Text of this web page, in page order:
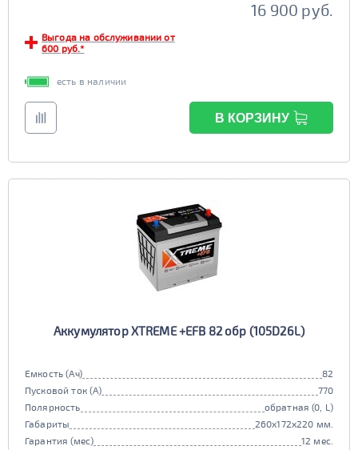
16 900 руб.
Выгода на обслуживании от
600 руб.*
есть в наличии
В КОРЗИНУ
Аккумулятор XTREME +EFB 82 обр (105D26L)
Емкость (Ач)
82
Пусковой ток (А)
770
Полярность
обратная (0, L)
Габариты
260x172x220 мм.
Гарантия (мес)
12 мес.